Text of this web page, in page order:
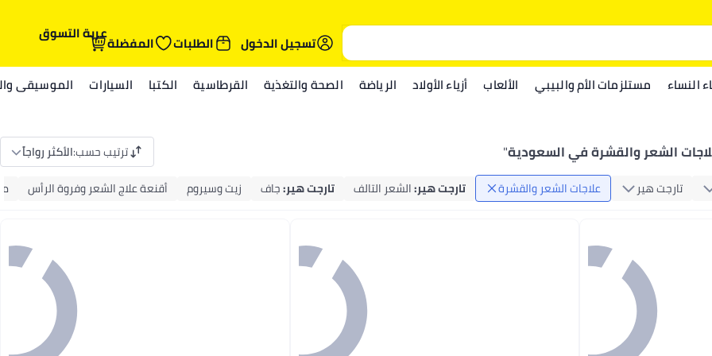
تسجيل الدخول
الطلبات المفضلةعربة التسوق
النساء مستلزمات الأم والبيبي الألعاب أزياء الأولاد الرياضة الصحة والتغذية القرطاسية الكتبا السيارات الموسيقى
الشعر والقشرة في السعودية" ترتيب حسب:الأكثر رواجاً
تارجت هير علاجات الشعر والقشرة تارجت هير:الشعر التالف تارجت هير:جاف زيت وسيروم أقنعة علاج الشعر وفروة الرأس